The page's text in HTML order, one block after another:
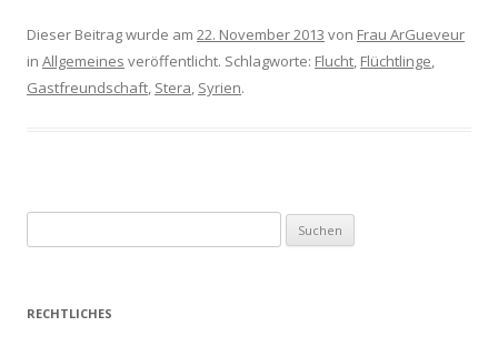
Dieser Beitrag wurde am 22. November 2013 von Frau ArGueveur
in Allgemeines veröffentlicht. Schlagworte: Flucht, Flüchtlinge,
Gastfreundschaft, Stera, Syrien.
u
h
RECHTLICHES